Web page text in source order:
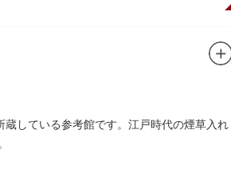
は東京都指定史跡として明治の雰囲気が体
の様子を偲ぶことができます。現在、一般
している参考館です。江戸時代の煙草入れ